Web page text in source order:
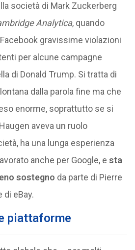
società di Mark Zuckerberg
Analytica, quando
gravissime violazioni
per alcune campagne
di Donald Trump. Si tratta di
dalla parola fine ma che
enorme, soprattutto se si
aveva un ruolo
ha una lunga esperienza
anche per Google, e sta
sostegno da parte di Pierre
di eBay.
piattaforme